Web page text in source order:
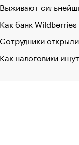
Выживают
Как банк
Сотрудники
Как налоговики